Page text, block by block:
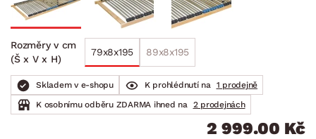
Rozměry v cm
(Š x V x H)
79x8x195 89x8x195
Skladem v e-shopu K prohlédnutí na
1 prodejně
K osobnímu odběru ZDARMA ihned na
2 prodejnách
2 999.00 Kč